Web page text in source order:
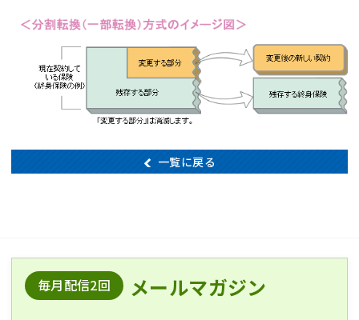
一覧に戻る
毎月配信2回 メールマガジン